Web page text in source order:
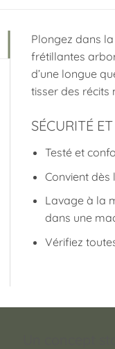
Plongez dans
frétillantes
d’une longue
tisser des récits
SÉCURITÉ
Testé et
Convient
Lavage à la
dans une
Vérifiez